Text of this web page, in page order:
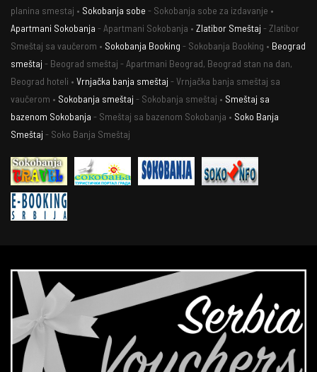
planina smestaj • Sokobanja sobe - Sokobanja sobe za izdavanje •
Apartmani Sokobanja - Apartmani Sokobanja • Zlatibor Smeštaj - Zlatibor
Smeštaj sa vaučerom • Sokobanja Booking - Sokobanja Booking • Beograd
smeštaj - Beograd smeštaj - Apartmani Beograd, Beograd stan na dan,
Beograd hoteli • Vrnjačka banja smeštaj - Vrnjačka banja smeštaj sa
vaučerom • Sokobanja smeštaj - Sokobanja smeštaj • Smeštaj sa
bazenom Sokobanja - Smeštaj sa bazenom Sokobanja • Soko Banja
Smeštaj - Soko Banja Smeštaj